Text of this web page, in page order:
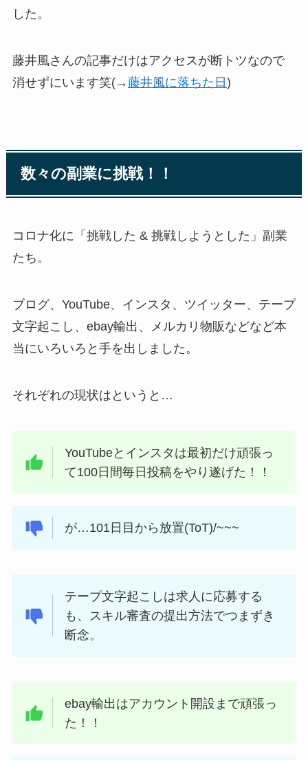
した。
藤井風さんの記事だけはアクセスが断トツなので
消せずにいます笑(→藤井風に落ちた日)
数々の副業に挑戦！！
コロナ化に「挑戦した & 挑戦しようとした」副業
たち。
ブログ、YouTube、インスタ、ツイッター、テープ
文字起こし、ebay輸出、メルカリ物販などなど本
当にいろいろと手を出しました。
それぞれの現状はというと…
YouTubeとインスタは最初だけ頑張っ
て100日間毎日投稿をやり遂げた！！
が…101日目から放置(ToT)/~~~
テープ文字起こしは求人に応募する
も、スキル審査の提出方法でつまずき
断念。
ebay輸出はアカウント開設まで頑張っ
た！！